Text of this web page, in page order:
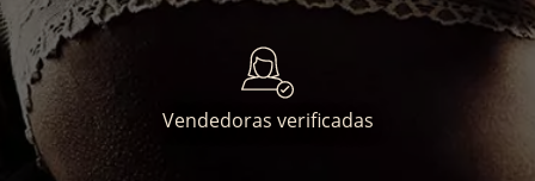
Vendedoras verificadas